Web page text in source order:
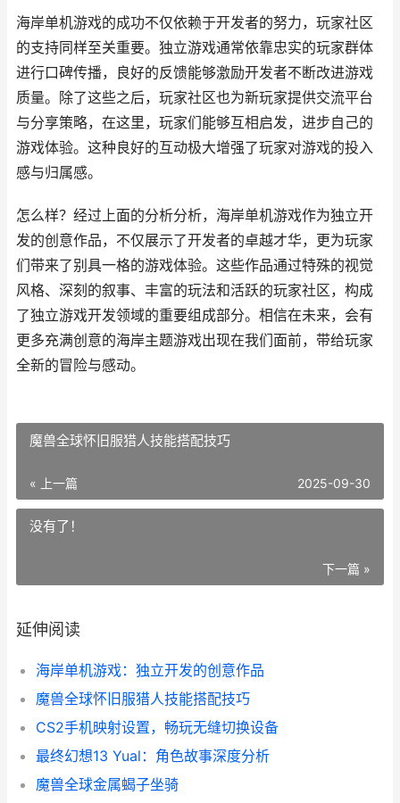
海岸单机游戏的成功不仅依赖于开发者的努力，玩家社区
的支持同样至关重要。独立游戏通常依靠忠实的玩家群体
进行口碑传播，良好的反馈能够激励开发者不断改进游戏
质量。除了这些之后，玩家社区也为新玩家提供交流平台
与分享策略，在这里，玩家们能够互相启发，进步自己的
游戏体验。这种良好的互动极大增强了玩家对游戏的投入
感与归属感。
怎么样？经过上面的分析分析，海岸单机游戏作为独立开
发的创意作品，不仅展示了开发者的卓越才华，更为玩家
们带来了别具一格的游戏体验。这些作品通过特殊的视觉
风格、深刻的叙事、丰富的玩法和活跃的玩家社区，构成
了独立游戏开发领域的重要组成部分。相信在未来，会有
更多充满创意的海岸主题游戏出现在我们面前，带给玩家
全新的冒险与感动。
魔兽全球怀旧服猎人技能搭配技巧
« 上一篇 2025-09-30
没有了！
下一篇 »
延伸阅读
海岸单机游戏：独立开发的创意作品
魔兽全球怀旧服猎人技能搭配技巧
CS2手机映射设置，畅玩无缝切换设备
最终幻想13 Yual：角色故事深度分析
魔兽全球金属蝎子坐骑